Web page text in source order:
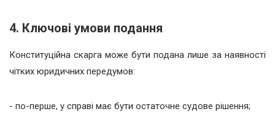
4. Ключові умови подання
Конституційна скарга може бути подана лише за наявності
чітких юридичних передумов:
- по-перше, у справі має бути остаточне судове рішення;